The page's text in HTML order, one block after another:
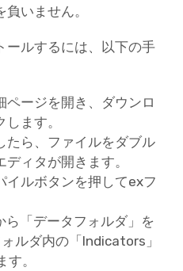
いません。
ールするには、以下の手
ページを開き、ダウンロ
ます。
たら、ファイルをダブル
ィタが開きます。
イルボタンを押してexフ
ら「データフォルダ」を
ルダ内の「Indicators」
。